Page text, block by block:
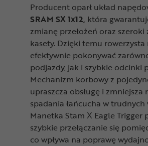
Producent oparł układ
SRAM SX 1x12, która
zmianę przełożeń oraz szeroki
kasety. Dzięki temu rowerzysta
efektywnie pokonywać
podjazdy, jak i szybkie odcinki
Mechanizm korbowy z
upraszcza obsługę i zmniejsza
spadania łańcucha w
Manetka Stam X Eagle Trigger
szybkie przełączanie się
co wpływa na poprawę